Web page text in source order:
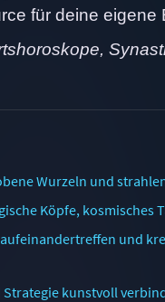
für deine eigene
Wurzeln und
Köpfe, kosmisches
und
Strategie kunstvoll